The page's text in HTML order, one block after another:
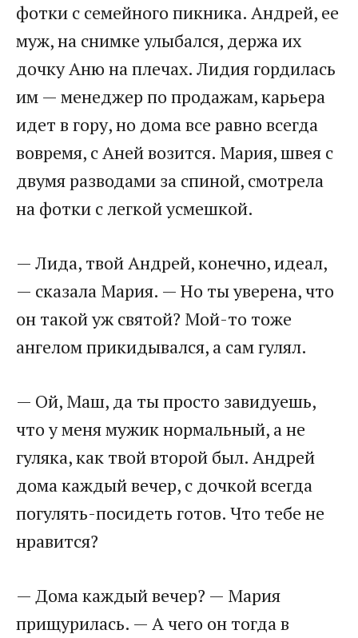
фотки с семейного пикника. Андрей, ее
муж, на снимке улыбался, держа их
дочку Аню на плечах. Лидия гордилась
им — менеджер по продажам, карьера
идет в гору, но дома все равно всегда
вовремя, с Аней возится. Мария, швея с
двумя разводами за спиной, смотрела
на фотки с легкой усмешкой.
— Лида, твой Андрей, конечно, идеал,
— сказала Мария. — Но ты уверена, что
он такой уж святой? Мой-то тоже
ангелом прикидывался, а сам гулял.
— Ой, Маш, да ты просто завидуешь,
что у меня мужик нормальный, а не
гуляка, как твой второй был. Андрей
дома каждый вечер, с дочкой всегда
погулять-посидеть готов. Что тебе не
нравится?
— Дома каждый вечер? — Мария
прищурилась. — А чего он тогда в